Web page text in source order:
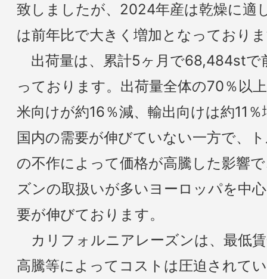
致しましたが、2024年産は乾燥に適
は前年比で大きく増加となっており
出荷量は、累計5ヶ月で68,484stで
っております。出荷量全体の70％以
米向けが約16％減、輸出向けは約11
国内の需要が伸びていない一方で、
の不作によって価格が高騰した影響
ズンの取扱いが多いヨーロッパを中
要が伸びております。
カリフォルニアレーズンは、最低
高騰等によってコストは圧迫されて